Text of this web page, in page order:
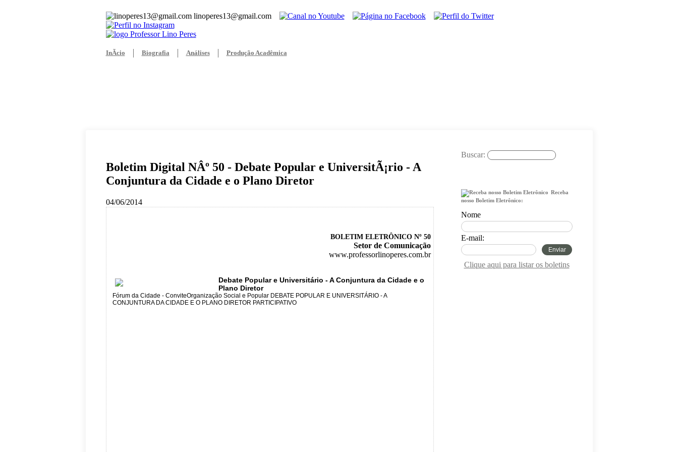
linoperes13@gmail.com
InÃ­cio Biografia Análises Produção Acadêmica
Boletim Digital NÂº 50 - Debate Popular e UniversitÃ¡rio - A
Conjuntura da Cidade e o Plano Diretor
04/06/2014
BOLETIM ELETRÔNICO Nº 50
Setor de Comunicação
www.professorlinoperes.com.br
Debate Popular e Universitário - A Conjuntura da Cidade e o
Plano Diretor
Fórum da Cidade - ConviteOrganização Social e Popular DEBATE POPULAR E UNIVERSITÁRIO - A
CONJUNTURA DA CIDADE E O PLANO DIRETOR PARTICIPATIVO
Buscar:
Receba
nosso Boletim Eletrônico:
Nome
E-mail:
Enviar
Clique aqui para listar os boletins